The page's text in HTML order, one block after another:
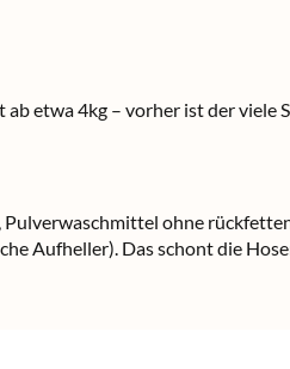
etwa 4kg – vorher ist der viele
ohne
Aufheller). Das schont die